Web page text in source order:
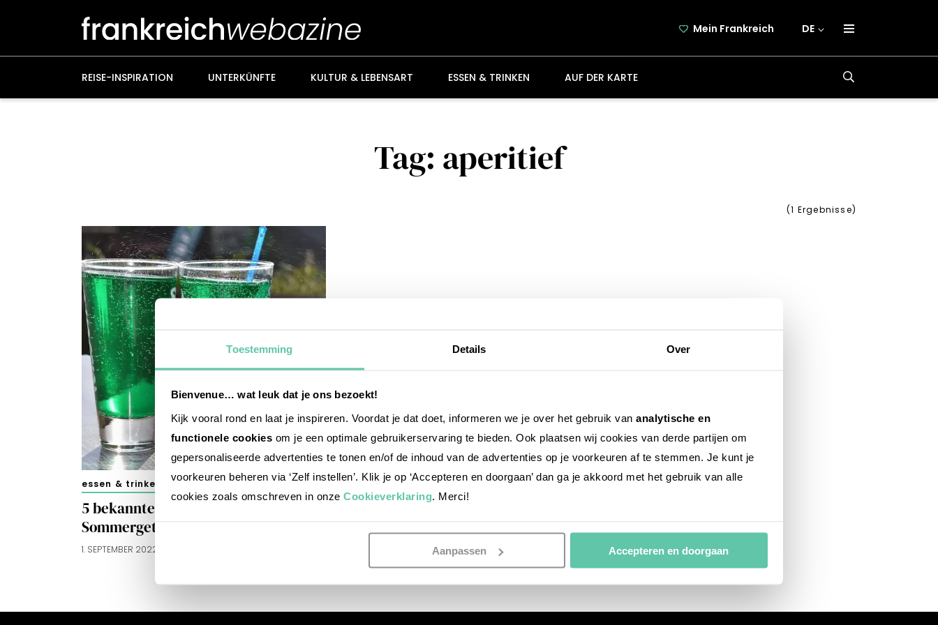
Toestemming Details Over
Bienvenue… wat leuk dat je ons bezoekt!
Kijk vooral rond en laat je inspireren. Voordat je dat doet, informeren we je over het gebruik van analytische en
functionele cookies om je een optimale gebruikerservaring te bieden. Ook plaatsen wij cookies van derde partijen om
gepersonaliseerde advertenties te tonen en/of de inhoud van de advertenties op je voorkeuren af te stemmen. Je kunt je
voorkeuren beheren via ‘Zelf instellen’. Klik je op ‘Accepteren en doorgaan’ dan ga je akkoord met het gebruik van alle
cookies zoals omschreven in onze Cookieverklaring . Merci!
Aanpassen Accepteren en doorgaan
Mein Frankreich DE
REISE-INSPIRATION UNTERKÜNFTE KULTUR & LEBENSART ESSEN & TRINKEN AUF DER KARTE
Tag: aperitief
(1 Ergebnisse)
essen & trinken
5 bekannte französische
Sommergetränke
1. SEPTEMBER 2022